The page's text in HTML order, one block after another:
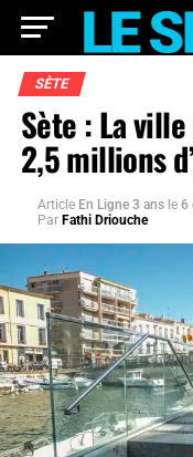
SÈTE
Sète : La
2,5 millions
Article En Ligne 3 ans le 6
Par Fathi Driouche